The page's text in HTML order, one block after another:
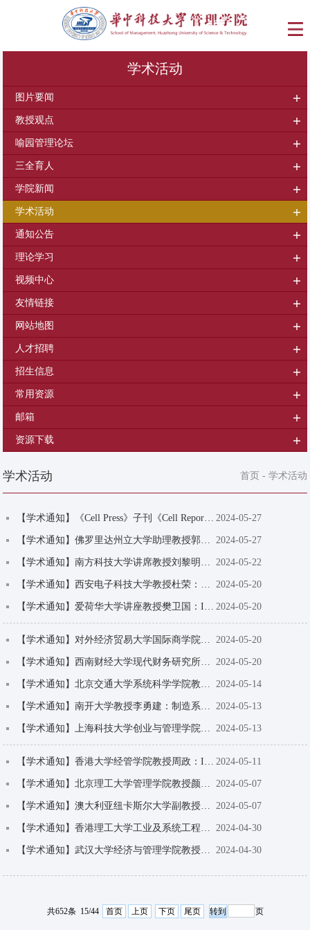
学术活动
图片要闻
教授观点
喻园管理论坛
三全育人
学院新闻
学术活动
通知公告
理论学习
视频中心
友情链接
网站地图
人才招聘
招生信息
常用资源
邮箱
资源下载
学术活动 首页 - 学术活动
【学术通知】《Cell Press》子刊《Cell Reports Sustainability》科学编辑刘璐：优质英文期刊... 2024-05-27
【学术通知】佛罗里达州立大学助理教授郭倩雯：Dynamic Switching Models for Truck-only Del... 2024-05-27
【学术通知】南方科技大学讲席教授刘黎明：Cross-cluster Referrals and Opt-out Subsidies i... 2024-05-22
【学术通知】西安电子科技大学教授杜荣：思维法则学框架下AIGC应用可信度分析 2024-05-20
【学术通知】爱荷华大学讲座教授樊卫国：Instances Need More Care: Rewriting Prompts for I... 2024-05-20
【学术通知】对外经济贸易大学国际商学院副院长祝继高教授：Does Financial Information Pres... 2024-05-20
【学术通知】西南财经大学现代财务研究所所长、副教授胡宁：Endogenously Uninformed: Eviden... 2024-05-20
【学术通知】北京交通大学系统科学学院教授姜锐：Manage morning commute for household trav... 2024-05-14
【学术通知】南开大学教授李勇建：制造系统转型——从制造链到制造生态 2024-05-13
【学术通知】上海科技大学创业与管理学院助理教授周彤：No Good Deed Goes Unpunished: Unint... 2024-05-13
【学术通知】香港大学经管学院教授周政：Innovation Development and China Strategy Researc... 2024-05-11
【学术通知】北京理工大学管理学院教授颜志军：What Symptoms and How Often? An Interpretab... 2024-05-07
【学术通知】澳大利亚纽卡斯尔大学副教授Raymond Chiong：Energy-efficient production sched... 2024-05-07
【学术通知】香港理工大学工业及系统工程学系助理教授王焜：Impacts of a Sustainable Aviati... 2024-04-30
【学术通知】武汉大学经济与管理学院教授李青原：外国强制性ESG披露政策对中国企业的溢出效应... 2024-04-30
共652条 15/44 首页 上页 下页 尾页 页